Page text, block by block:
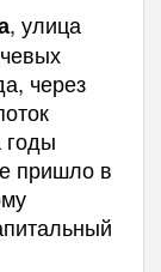
, улица
через
годы
пришло в